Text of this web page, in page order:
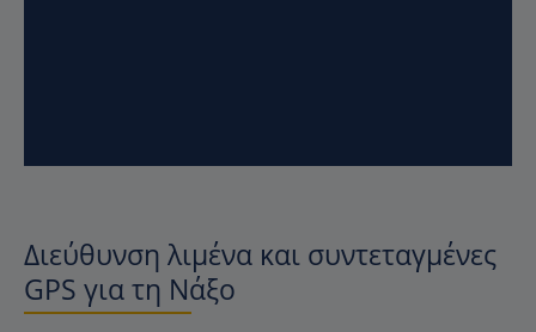
Διεύθυνση λιμένα και συντεταγμένες
GPS για τη Νάξο